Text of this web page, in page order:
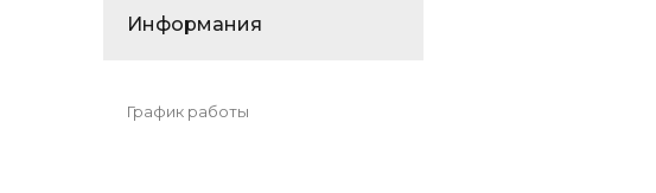
Информания
График работы